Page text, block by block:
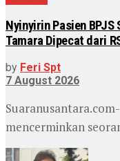
Nyinyirin Pasien
Tamara Dipecat dari
by Feri Spt
7 August 2026
mencerminkan